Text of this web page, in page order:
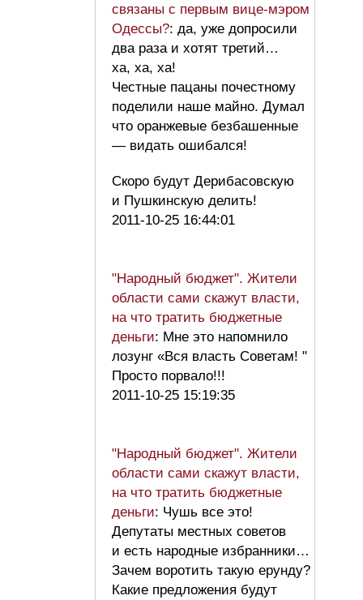
связаны с первым вице-мэром
Одессы?: да, уже допросили
два раза и хотят третий…
ха, ха, ха!
Честные пацаны почестному
поделили наше майно. Думал
что оранжевые безбашенные
— видать ошибался!
Скоро будут Дерибасовскую
и Пушкинскую делить!
2011-10-25 16:44:01
"Народный бюджет". Жители
области сами скажут власти,
на что тратить бюджетные
деньги: Мне это напомнило
лозунг «Вся власть Советам! "
Просто порвало!!!
2011-10-25 15:19:35
"Народный бюджет". Жители
области сами скажут власти,
на что тратить бюджетные
деньги: Чушь все это!
Депутаты местных советов
и есть народные избранники…
Зачем воротить такую ерунду?
Какие предложения будут